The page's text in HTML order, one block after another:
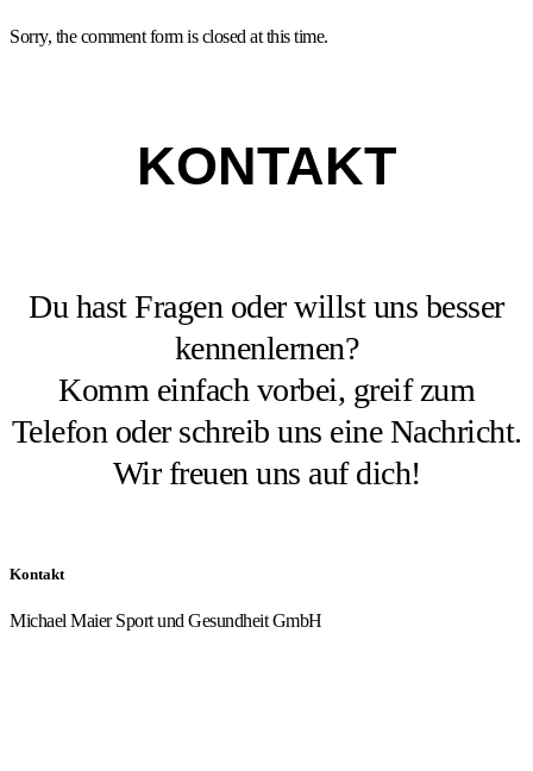
Sorry, the comment form is closed at this time.
KONTAKT
Du hast Fragen oder willst uns besser
kennenlernen?
Komm einfach vorbei, greif zum
Telefon oder schreib uns eine Nachricht.
Wir freuen uns auf dich!
Kontakt
Michael Maier Sport und Gesundheit GmbH